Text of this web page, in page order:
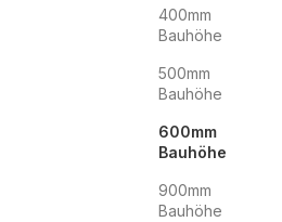
400mm
Bauhöhe
500mm
Bauhöhe
600mm
Bauhöhe
900mm
Bauhöhe